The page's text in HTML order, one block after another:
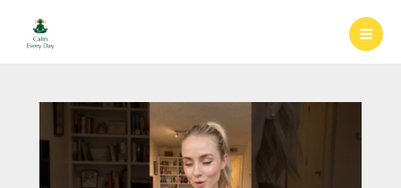
περιεχόμενο